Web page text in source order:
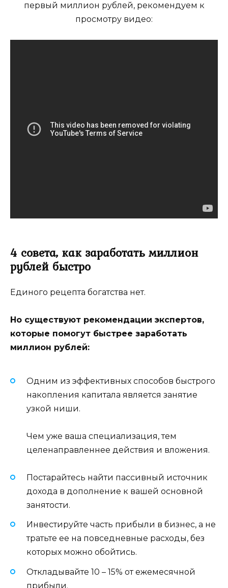
первый миллион рублей, рекомендуем к
просмотру видео:
4 совета, как заработать миллион
рублей быстро
Единого рецепта богатства нет.
Но существуют рекомендации экспертов,
которые помогут быстрее заработать
миллион рублей:
Одним из эффективных способов быстрого
накопления капитала является занятие
узкой ниши.
Чем уже ваша специализация, тем
целенаправленнее действия и вложения.
Постарайтесь найти пассивный источник
дохода в дополнение к вашей основной
занятости.
Инвестируйте часть прибыли в бизнес, а не
тратьте ее на повседневные расходы, без
которых можно обойтись.
Откладывайте 10 – 15% от ежемесячной
прибыли.